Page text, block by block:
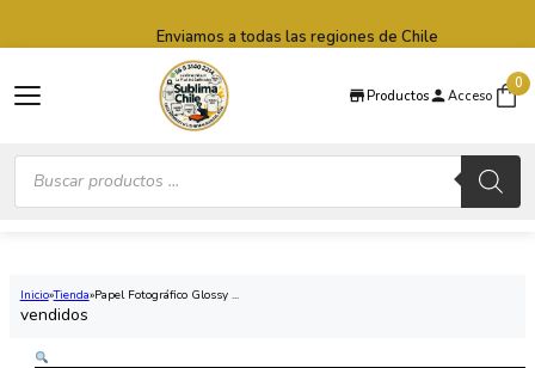
Productos Acceso
0
Búsqueda
productos
Enviamos a todas las regiones de Chile
Inicio Tienda Papel Fotográfico Glossy ...
vendidos